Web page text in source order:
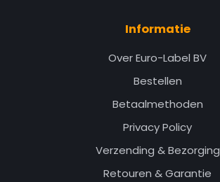
Informatie
Over Euro-Label BV
Bestellen
Betaalmethoden
Privacy Policy
Verzending & Bezorging
Retouren & Garantie